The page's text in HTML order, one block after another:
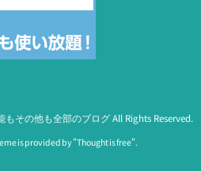
もその他も全部のブログAll Rights Reserved.
is provided by "Thought is free".